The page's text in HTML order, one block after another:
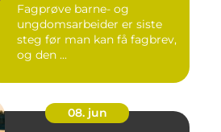
– veien til fagbrev
Fagprøve barne- og
ungdomsarbeider er siste
steg før man kan få fagbrev,
og den ...
08. jun